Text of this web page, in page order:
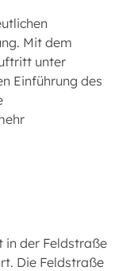
Mit dem
unter
Einführung des
in der Feldstraße
Die Feldstraße